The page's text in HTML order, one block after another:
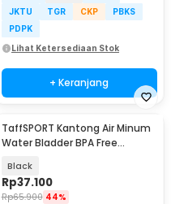
JKTU
TGR CKP
PBKS
PDPK
Lihat Ketersediaan Stok
+ Keranjang
TaffSPORT Kantong Air Minum
Water Bladder BPA Free
Black
Rp37.100
Rp65.900 44%